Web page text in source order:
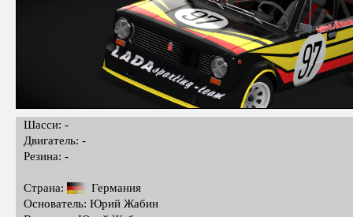
Шасси: -
Двигатель: -
Резина: -
Страна:
Германия
Основатель: Юрий Жабин